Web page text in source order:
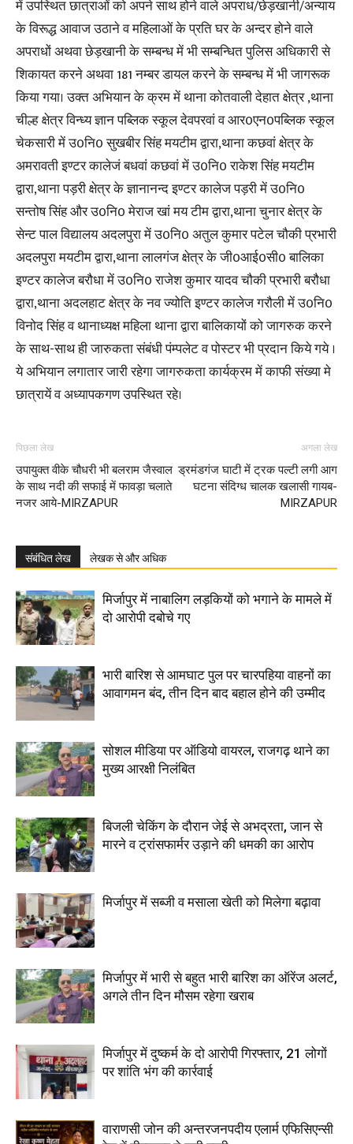
में उपस्थित छात्राओं को अपने साथ होने वाले अपराध/छेड़खानी/अन्याय
के विरूद्ध आवाज उठाने व महिलाओं के प्रति घर के अन्दर होने वाले
अपराधों अथवा छेड़खानी के सम्बन्ध में भी सम्बन्धित पुलिस अधिकारी से
शिकायत करने अथवा 181 नम्बर डायल करने के सम्बन्ध में भी जागरूक
किया गया। उक्त अभियान के क्रम में थाना कोतवाली देहात क्षेत्र ,थाना
चील्ह क्षेत्र विन्ध्य ज्ञान पब्लिक स्कूल देवपरवां व आर0एन0पब्लिक स्कूल
चेकसारी में उ0नि0 सुखबीर सिंह मयटीम द्वारा,थाना कछवां क्षेत्र के
अमरावती इण्टर कालेजं बधवां कछवां में उ0नि0 राकेश सिंह मयटीम
द्वारा,थाना पड़री क्षेत्र के ज्ञानानन्द इण्टर कालेज पड़री में उ0नि0
सन्तोष सिंह और उ0नि0 मेराज खां मय टीम द्वारा,थाना चुनार क्षेत्र के
सेन्ट पाल विद्यालय अदलपुरा में उ0नि0 अतुल कुमार पटेल चौकी प्रभारी
अदलपुरा मयटीम द्वारा,थाना लालगंज क्षेत्र के जी0आई0सी0 बालिका
इण्टर कालेज बरौधा में उ0नि0 राजेश कुमार यादव चौकी प्रभारी बरौधा
द्वारा,थाना अदलहाट क्षेत्र के नव ज्योति इण्टर कालेज गरौली में उ0नि0
विनोद सिंह व थानाध्यक्ष महिला थाना द्वारा बालिकायों को जागरुक करने
के साथ-साथ ही जारुकता संबंधी पंम्पलेट व पोस्टर भी प्रदान किये गये ।
ये अभियान लगातार जारी रहेगा जागरुकता कार्यक्रम में काफी संख्या मे
छात्रायें व अध्यापकगण उपस्थित रहे।
पिछला लेख
उपायुक्त वीके चौधरी भी बलराम जैस्वाल
के साथ नदी की सफाई में फावड़ा चलाते
नजर आये-MIRZAPUR
अगला लेख
ड्रमंडगंज घाटी में ट्रक पल्टी लगी आग
घटना संदिग्ध चालक खलासी गायब-
MIRZAPUR
संबंधित लेख लेखक से और अधिक
मिर्जापुर में नाबालिग लड़कियों को भगाने के मामले में
दो आरोपी दबोचे गए
भारी बारिश से आमघाट पुल पर चारपहिया वाहनों का
आवागमन बंद, तीन दिन बाद बहाल होने की उम्मीद
सोशल मीडिया पर ऑडियो वायरल, राजगढ़ थाने का
मुख्य आरक्षी निलंबित
बिजली चेकिंग के दौरान जेई से अभद्रता, जान से
मारने व ट्रांसफार्मर उड़ाने की धमकी का आरोप
मिर्जापुर में सब्जी व मसाला खेती को मिलेगा बढ़ावा
मिर्जापुर में भारी से बहुत भारी बारिश का ऑरेंज अलर्ट,
अगले तीन दिन मौसम रहेगा खराब
मिर्जापुर में दुष्कर्म के दो आरोपी गिरफ्तार, 21 लोगों
पर शांति भंग की कार्रवाई
वाराणसी जोन की अन्तरजनपदीय एलार्म एफिसिएन्सी